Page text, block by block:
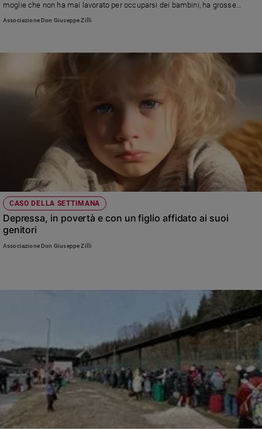
moglie che non ha mai lavorato per occuparsi dei bambini, ha grosse
difficoltà a pagare le spese mediche...
Associazione Don Giuseppe Zilli
CASO DELLA SETTIMANA
Depressa, in povertà e con un figlio affidato ai suoi
genitori
Associazione Don Giuseppe Zilli